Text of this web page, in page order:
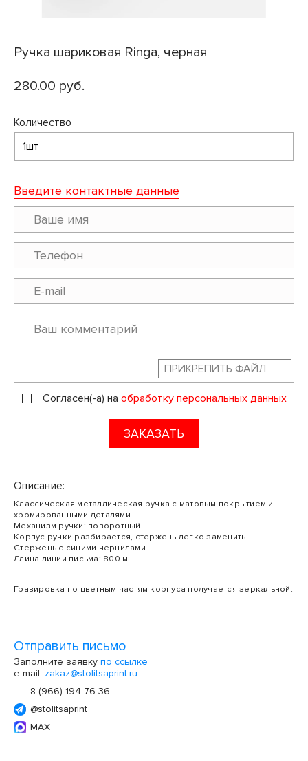
Ручка шариковая Ringa, черная
280.00 руб.
Количество
Введите контактные данные
ПРИКРЕПИТЬ ФАЙЛ
Согласен(-а) на обработку персональных данных
ЗАКАЗАТЬ
Описание:
Классическая металлическая ручка с матовым покрытием и
хромированными деталями.
Механизм ручки: поворотный.
Корпус ручки разбирается, стержень легко заменить.
Стержень с синими чернилами.
Длина линии письма: 800 м.
Гравировка по цветным частям корпуса получается зеркальной.
Отправить письмо
Заполните заявку по ссылке
e-mail: zakaz@stolitsaprint.ru
8 (966) 194-76-36
@stolitsaprint
MAX